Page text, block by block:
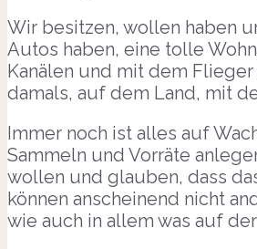
Wir besitzen, wollen haben
Autos haben, eine tolle
Kanälen und mit dem
damals, auf dem Land, mit
Immer noch ist alles auf
Sammeln und Vorräte
wollen und glauben, dass
können anscheinend nicht
wie auch in allem was auf